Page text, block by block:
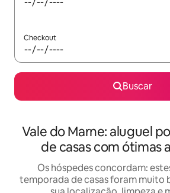
Checkout
Buscar
Vale do Marne: aluguel
de casas com ótimas
Os hóspedes concordam:
temporada de casas foram muito